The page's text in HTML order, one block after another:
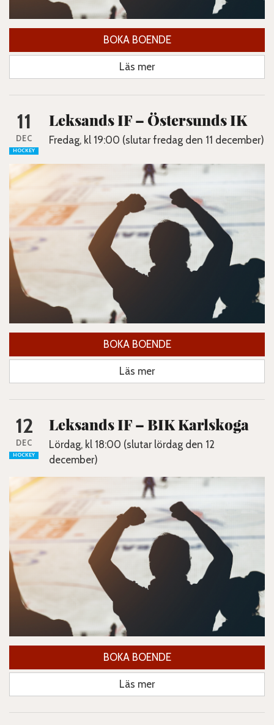
BOKA BOENDE
Läs mer
11
DEC
HOCKEY
Leksands IF – Östersunds IK
Fredag, kl 19:00 (slutar fredag den 11 december)
BOKA BOENDE
Läs mer
12
DEC
HOCKEY
Leksands IF – BIK Karlskoga
Lördag, kl 18:00 (slutar lördag den 12
december)
BOKA BOENDE
Läs mer